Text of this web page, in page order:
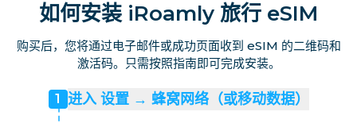
如何安装 iRoamly 旅行 eSIM
购买后，您将通过电子邮件或成功页面收到 eSIM 的二维码和
激活码。只需按照指南即可完成安装。
1 进入 设置 → 蜂窝网络（或移动数据）